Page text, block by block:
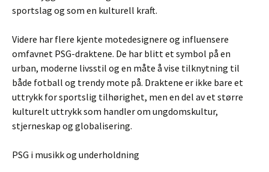
sportslag og som en kulturell kraft.
Videre har flere kjente motedesignere og influensere
omfavnet PSG-draktene. De har blitt et symbol på en
urban, moderne livsstil og en måte å vise tilknytning til
både fotball og trendy mote på. Draktene er ikke bare et
uttrykk for sportslig tilhørighet, men en del av et større
kulturelt uttrykk som handler om ungdomskultur,
stjerneskap og globalisering.
PSG i musikk og underholdning